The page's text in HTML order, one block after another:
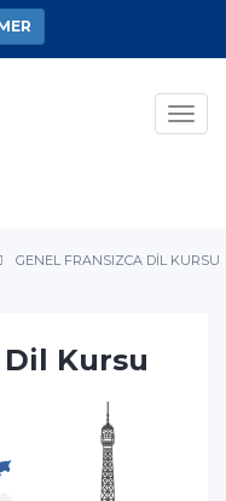
GENEL FRANSIZCA DIL KURSU
Dil Kursu